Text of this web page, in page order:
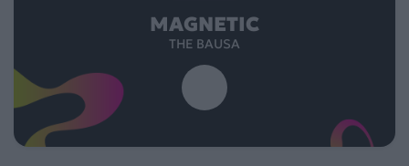
MAGNETIC
THE BAUSA